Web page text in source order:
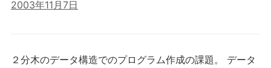
2003年11月7日
２分木のデータ構造でのプログラム作成の課題。 データ